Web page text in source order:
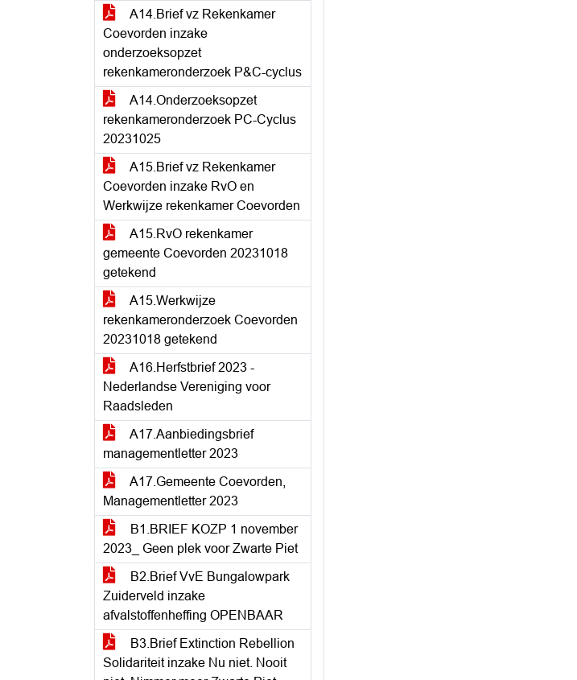
A14.Brief vz Rekenkamer
Coevorden inzake
onderzoeksopzet
rekenkameronderzoek P&C-cyclus
A14.Onderzoeksopzet
rekenkameronderzoek PC-Cyclus
20231025
A15.Brief vz Rekenkamer
Coevorden inzake RvO en
Werkwijze rekenkamer Coevorden
A15.RvO rekenkamer
gemeente Coevorden 20231018
getekend
A15.Werkwijze
rekenkameronderzoek Coevorden
20231018 getekend
A16.Herfstbrief 2023 -
Nederlandse Vereniging voor
Raadsleden
A17.Aanbiedingsbrief
managementletter 2023
A17.Gemeente Coevorden,
Managementletter 2023
B1.BRIEF KOZP 1 november
2023_ Geen plek voor Zwarte Piet
B2.Brief VvE Bungalowpark
Zuiderveld inzake
afvalstoffenheffing OPENBAAR
B3.Brief Extinction Rebellion
Solidariteit inzake Nu niet. Nooit